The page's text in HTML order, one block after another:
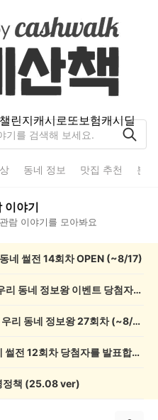
린지캐시로또보험캐시딜
동네 정보 맛집 추천 분
이야기
람 이야기를 모아봐요
네 썰전 14회차 OPEN (~8/17)
💰[당첨자 발표] 26회차 우리 동네 정보왕 이벤트 당첨자를 발표합니다!
💸 전원 2,000캐시 지급! 우리 동네 정보왕 27회차 (~8/10)
💰[당첨자 발표] 우리 동네 썰전 12회차 당첨자를 발표합니다!
정책 (25.08 ver)